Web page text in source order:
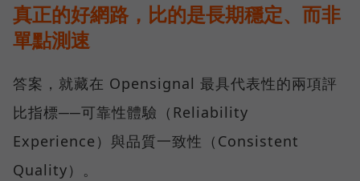
真正的好網路，比的是長期穩定、而非
單點測速
答案，就藏在 Opensignal 最具代表性的兩項評
比指標──可靠性體驗（Reliability
Experience）與品質一致性（Consistent
Quality）。